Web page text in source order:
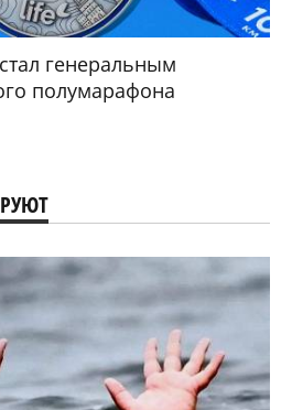
генеральным
полумарафона